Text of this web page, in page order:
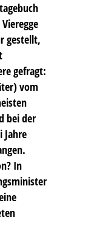
gestellt,
gefragt:
vom
bei der
Jahre
In